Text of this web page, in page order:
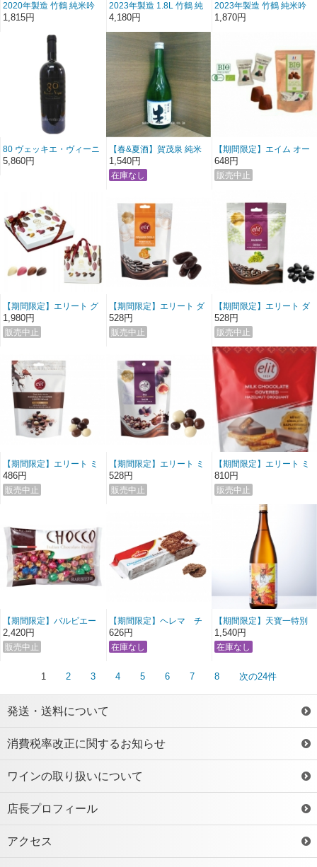
2020年製造 竹鶴 純米吟
醸生酒 初しぼり 720ml
1,815円
2023年製造 1.8L 竹鶴 純
米吟醸生酒 初しぼり
4,180円
2023年製造 竹鶴 純米吟
醸生酒 初しぼり (720ml)
1,870円
80 ヴェッキエ・ヴィーニ
ェ・プリミティーヴォ・
ディ・マンドゥーリア
5,860円
【春&夏酒】賀茂泉 純米
吟醸「青泉生酒」 720ml
1,540円
【期間限定】エイム オー
ガニック トリフチョコ
648円
【期間限定】エリート グ
ルメコレクションチョコ
レート (バック付き)
1,980円
【期間限定】エリート ダ
ークチョコレート オレン
ジピール
528円
【期間限定】エリート ダ
ークチョコレート レーズ
ン
528円
【期間限定】エリート ミ
ックスチョコレート コー
ヒービーンズ
486円
【期間限定】エリート ミ
ックスチョコレート フィ
グ
528円
【期間限定】エリート ミ
ルク ヘーゼルナッツクロ
ッカン
810円
【期間限定】バルビエー
リ アソートチョコレート
2,420円
【期間限定】ヘレマ チ
ョコレート ピーナッツク
ッキー
626円
【期間限定】天寳一特別
栽培米 八反錦純吟 秋上り
冷詰 720ml
1,540円
1 2 3 4 5 6 7 8 次の24件
発送・送料について
消費税率改正に関するお知らせ
ワインの取り扱いについて
店長プロフィール
アクセス